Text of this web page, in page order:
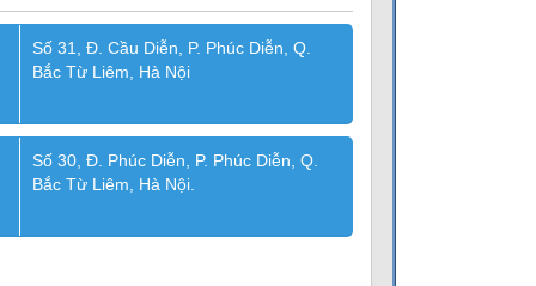
Số 31, Đ. Cầu Diễn, P. Phúc Diễn, Q.
Bắc Từ Liêm, Hà Nội
Số 30, Đ. Phúc Diễn, P. Phúc Diễn, Q.
Bắc Từ Liêm, Hà Nội.